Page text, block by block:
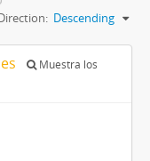
Descending
Muestra los